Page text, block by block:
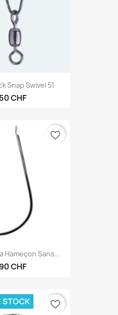
Snap Swivel 51
CHF
Hameçon Sans...
CHF
favorite_border
STOCK favorite_border